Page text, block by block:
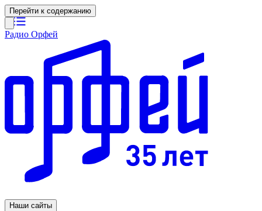
Перейти к содержанию
Радио Орфей
Наши сайты